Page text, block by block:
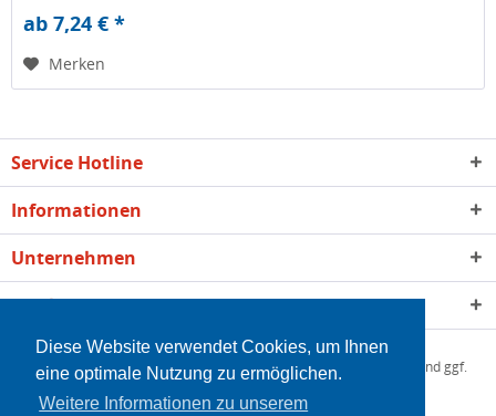
Diese Website verwendet Cookies, um Ihnen
eine optimale Nutzung zu ermöglichen.
Weitere Informationen zu unserem
ab 7,24 € *
Merken
Service Hotline
Informationen
Unternehmen
Qualität
* Alle Preise inkl. gesetzl. Mehrwertsteuer zzgl.Versandkosten
und ggf.
Nachnahmegebühren, wenn nicht anders beschrieben